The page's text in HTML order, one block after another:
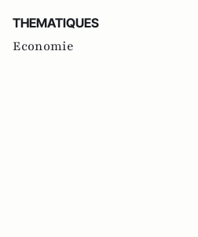
THEMATIQUES
Economie